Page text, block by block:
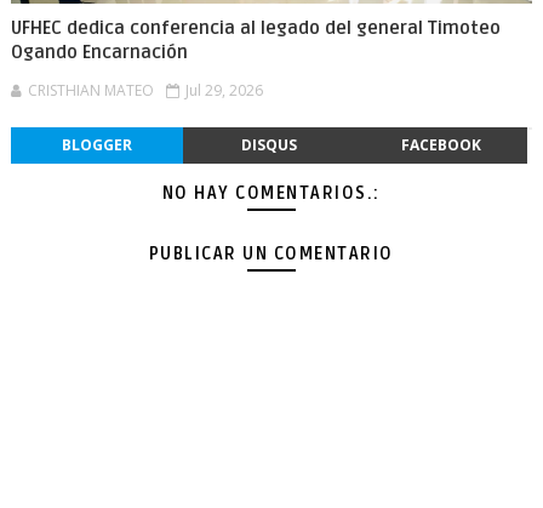
UFHEC dedica conferencia al legado del general Timoteo
Ogando Encarnación
CRISTHIAN MATEO Jul 29, 2026
BLOGGER DISQUS FACEBOOK
NO HAY COMENTARIOS.:
PUBLICAR UN COMENTARIO